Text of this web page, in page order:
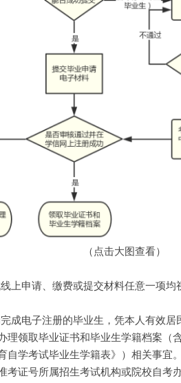
（点击大图查看）
上申请、缴费或提交材料任意一项均
成电子注册的毕业生，凭本人有效居
理领取毕业证书和毕业生学籍档案（
自学考试毕业生学籍表》）相关事宜
考证号所属招生考试机构或院校自考